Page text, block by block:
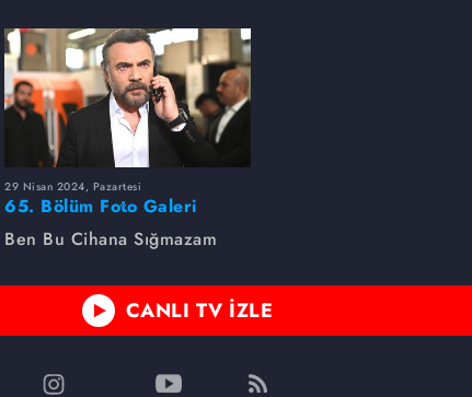
29 Nisan 2024, Pazartesi
65. Bölüm Foto Galeri
Ben Bu Cihana Sığmazam
CANLI TV İZLE